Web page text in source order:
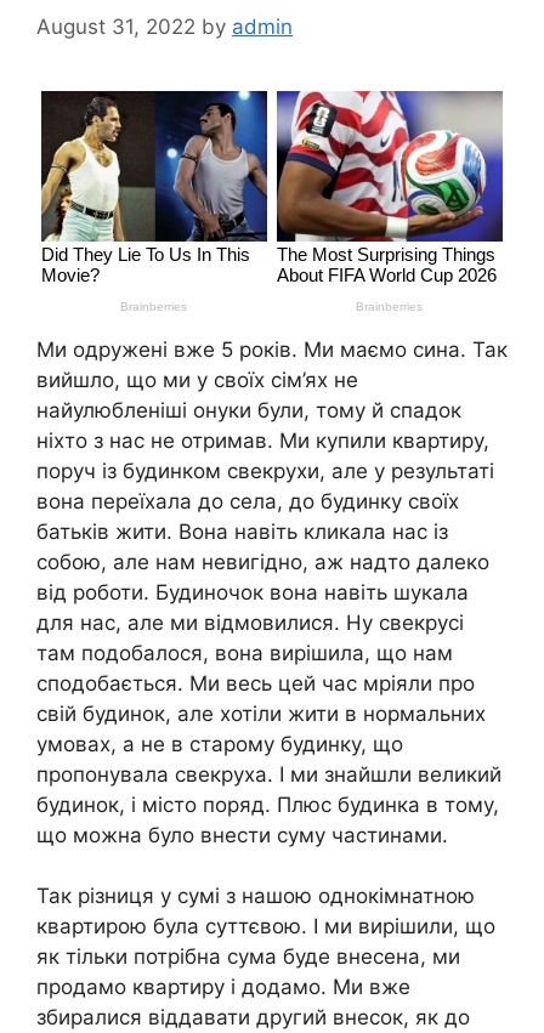
August 31, 2022 by admin
Ми одружені вже 5 років. Ми маємо сина. Так
вийшло, що ми у своїх сім’ях не
найулюбленіші онуки були, тому й спадок
ніхто з нас не отримав. Ми купили квартиру,
поруч із будинком свекрухи, але у результаті
вона переїхала до села, до будинку своїх
батьків жити. Вона навіть кликала нас із
собою, але нам невигідно, аж надто далеко
від роботи. Будиночок вона навіть шукала
для нас, але ми відмовилися. Ну свекрусі
там подобалося, вона вирішила, що нам
сподобається. Ми весь цей час мріяли про
свій будинок, але хотіли жити в нормальних
умовах, а не в старому будинку, що
пропонувала свекруха. І ми знайшли великий
будинок, і місто поряд. Плюс будинка в тому,
що можна було внести суму частинами.
Так різниця у сумі з нашою однокімнатною
квартирою була суттєвою. І ми вирішили, що
як тільки потрібна сума буде внесена, ми
продамо квартиру і додамо. Ми вже
збиралися віддавати другий внесок, як до